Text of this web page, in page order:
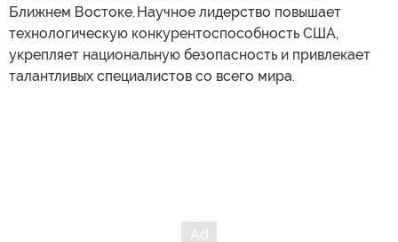
Ближнем Востоке. Научное лидерство повышает
технологическую конкурентоспособность США,
укрепляет национальную безопасность и привлекает
талантливых специалистов со всего мира.